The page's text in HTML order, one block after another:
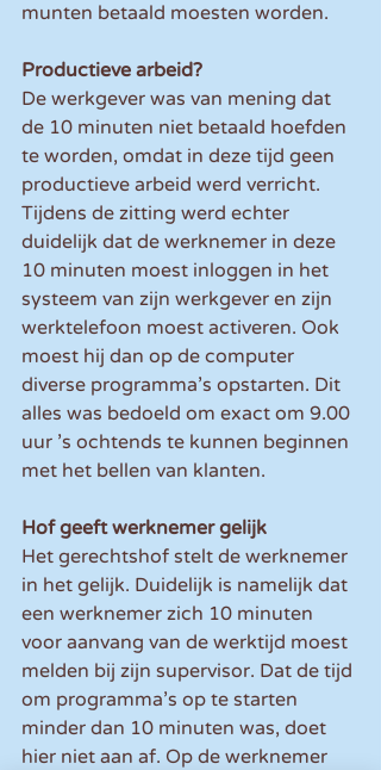
munten betaald moesten worden.
Productieve arbeid?
De werkgever was van mening dat
de 10 minuten niet betaald hoefden
te worden, omdat in deze tijd geen
productieve arbeid werd verricht.
Tijdens de zitting werd echter
duidelijk dat de werknemer in deze
10 minuten moest inloggen in het
systeem van zijn werkgever en zijn
werktelefoon moest activeren. Ook
moest hij dan op de computer
diverse programma’s opstarten. Dit
alles was bedoeld om exact om 9.00
uur ’s ochtends te kunnen beginnen
met het bellen van klanten.
Hof geeft werknemer gelijk
Het gerechtshof stelt de werknemer
in het gelijk. Duidelijk is namelijk dat
een werknemer zich 10 minuten
voor aanvang van de werktijd moest
melden bij zijn supervisor. Dat de tijd
om programma’s op te starten
minder dan 10 minuten was, doet
hier niet aan af. Op de werknemer